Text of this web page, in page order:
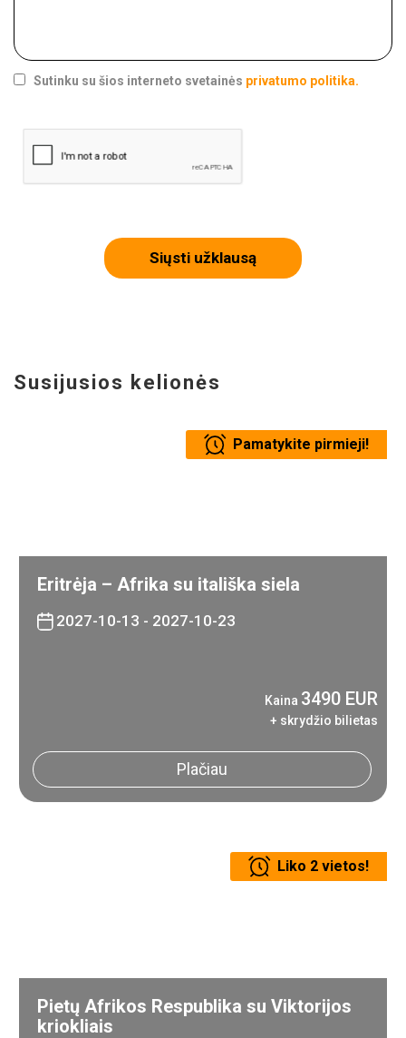
Sutinku su šios interneto svetainės privatumo politika.
Siųsti užklausą
Susijusios kelionės
Pamatykite pirmieji!
Eritrėja – Afrika su itališka siela
2027-10-13 - 2027-10-23
Kaina 3490 EUR
+ skrydžio bilietas
Plačiau
Liko 2 vietos!
Pietų Afrikos Respublika su Viktorijos
kriokliais